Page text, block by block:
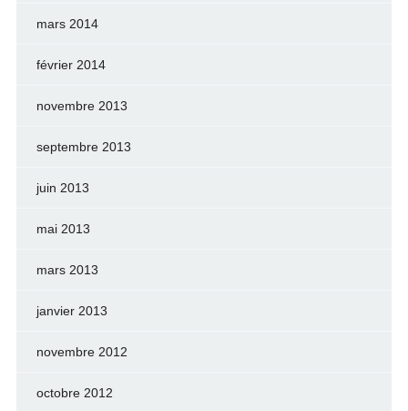
mars 2014
février 2014
novembre 2013
septembre 2013
juin 2013
mai 2013
mars 2013
janvier 2013
novembre 2012
octobre 2012